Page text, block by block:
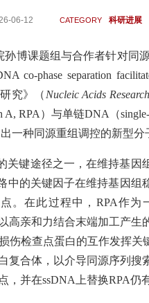
06-12 CATEGORY 科研进展
博课题组与合作者针对同
phase separation
究》（ Nucleic Acids Research
RPA）与单链DNA（
一种同源重组调控的新型分
关键途径之一，在维持基因
中的关键因子在维持基因组
。在此过程中，RPA作为
高亲和力结合末端加工产生
伤检查点蛋白的互作发挥关
复合体，以介导同源序列
并在ssDNA上替换RPA仍